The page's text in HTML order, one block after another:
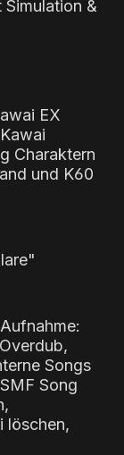
&
EX
Charaktern
und K60
Songs
Song
löschen,